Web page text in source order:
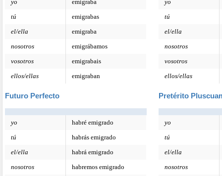
yo
emigraba
tú
emigrabas
el/ella
emigraba
nosotros
emigrábamos
vosotros
emigrabais
ellos/ellas
emigraban
yo
tú
el/ella
nosotros
vosotros
ellos/ellas
Futuro Perfecto
yo
habré emigrado
tú
habrás emigrado
el/ella
habrá emigrado
nosotros
habremos emigrado
Pretérito
yo
tú
el/ella
nosotros